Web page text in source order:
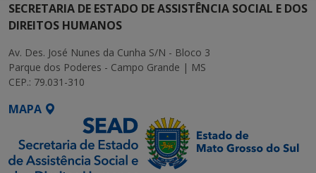
SECRETARIA DE ESTADO DE ASSISTÊNCIA SOCIAL E DOS
DIREITOS HUMANOS
Av. Des. José Nunes da Cunha S/N - Bloco 3
Parque dos Poderes - Campo Grande | MS
CEP.: 79.031-310
MAPA